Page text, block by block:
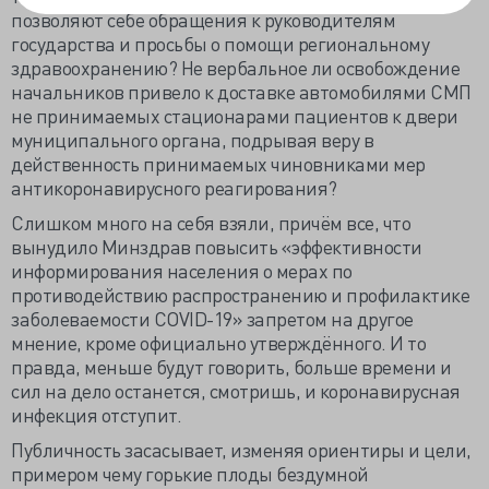
позволяют себе обращения к руководителям
государства и просьбы о помощи региональному
здравоохранению? Не вербальное ли освобождение
начальников привело к доставке автомобилями СМП
не принимаемых стационарами пациентов к двери
муниципального органа, подрывая веру в
действенность принимаемых чиновниками мер
антикоронавирусного реагирования?
Слишком много на себя взяли, причём все, что
вынудило Минздрав повысить «эффективности
информирования населения о мерах по
противодействию распространению и профилактике
заболеваемости COVID-19» запретом на другое
мнение, кроме официально утверждённого. И то
правда, меньше будут говорить, больше времени и
сил на дело останется, смотришь, и коронавирусная
инфекция отступит.
Публичность засасывает, изменяя ориентиры и цели,
примером чему горькие плоды бездумной